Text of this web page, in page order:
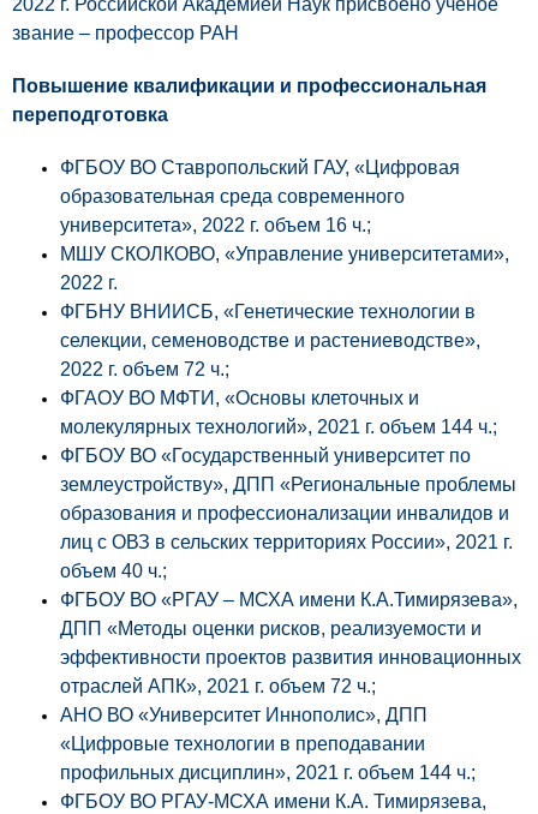
2022 г. Российской Академией Наук присвоено ученое
звание – профессор РАН
Повышение квалификации и профессиональная
переподготовка
ФГБОУ ВО Ставропольский ГАУ, «Цифровая
образовательная среда современного
университета», 2022 г. объем 16 ч.;
МШУ СКОЛКОВО, «Управление университетами»,
2022 г.
ФГБНУ ВНИИСБ, «Генетические технологии в
селекции, семеноводстве и растениеводстве»,
2022 г. объем 72 ч.;
ФГАОУ ВО МФТИ, «Основы клеточных и
молекулярных технологий», 2021 г. объем 144 ч.;
ФГБОУ ВО «Государственный университет по
землеустройству», ДПП «Региональные проблемы
образования и профессионализации инвалидов и
лиц с ОВЗ в сельских территориях России», 2021 г.
объем 40 ч.;
ФГБОУ ВО «РГАУ – МСХА имени К.А.Тимирязева»,
ДПП «Методы оценки рисков, реализуемости и
эффективности проектов развития инновационных
отраслей АПК», 2021 г. объем 72 ч.;
АНО ВО «Университет Иннополис», ДПП
«Цифровые технологии в преподавании
профильных дисциплин», 2021 г. объем 144 ч.;
ФГБОУ ВО РГАУ-МСХА имени К.А. Тимирязева,